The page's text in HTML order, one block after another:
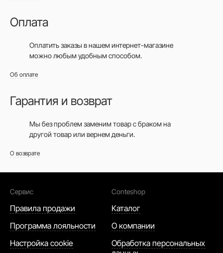
Оплата
Оплатить заказы в нашем интернет-магазине
можно любым удобным способом.
Об оплате
Гарантия и возврат
Мы без проблем заменим товар с браком на
другой товар или вернем деньги.
О возврате
Сервис
Правила продажи
Программа лояльности
Настройка cookie
Conteshop
Каталог
О компании
Обработка персональных